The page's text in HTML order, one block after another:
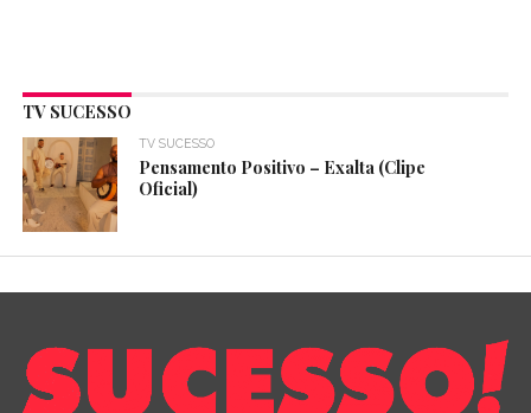
TV SUCESSO
TV SUCESSO
Pensamento Positivo – Exalta (Clipe
Oficial)